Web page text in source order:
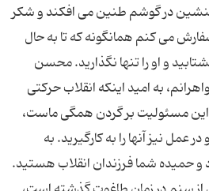
در گوشم طنین مى افکند و شکر
مى کنم همانگونه که تا به حال
و او را تنها نگذارید. محسن
به امید اینکه انقلاب حرکتى
مسئولیت بر گردن همگى ماست،
عمل نیز آنها را به کارگیرید. به
حمیده شما فرزندان انقلاب هستید.